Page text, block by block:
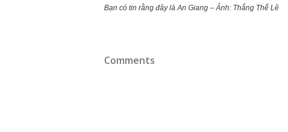
Bạn có tin rằng đây là An Giang – Ảnh: Thắng Thế Lê
Comments